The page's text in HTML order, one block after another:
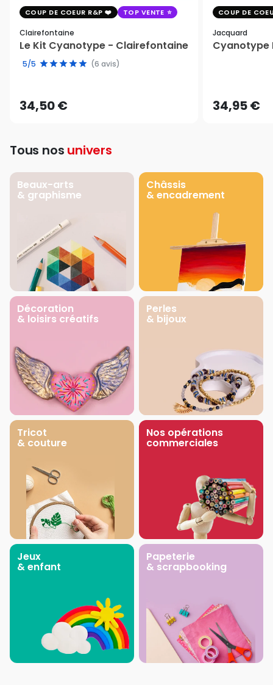
COUP DE COEUR R&P TOP VENTE
Clairefontaine
Le Kit Cyanotype - Clairefontaine
5/5 (6 avis)
34,50 €
COUP DE
Jacquard
Cyanotype
34,95 €
Tous nos univers
Beaux-arts
& graphisme
Châssis
& encadrement
Décoration
& loisirs créatifs
Perles
& bijoux
Tricot
& couture
Nos opérations
commerciales
Jeux
& enfant
Papeterie
& scrapbooking